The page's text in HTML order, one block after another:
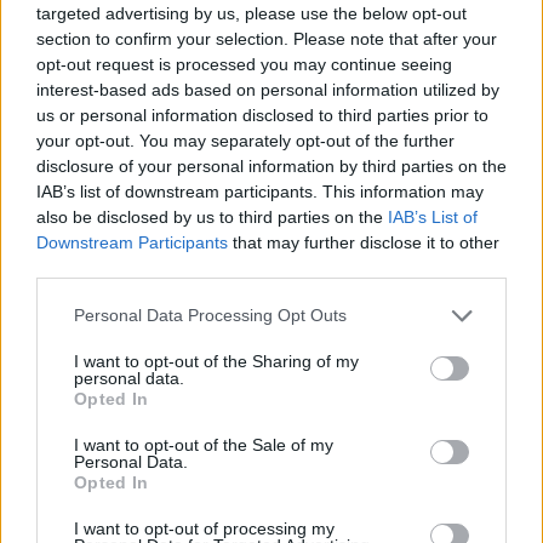
targeted advertising by us, please use the below opt-out
section to confirm your selection. Please note that after your
opt-out request is processed you may continue seeing
interest-based ads based on personal information utilized by
us or personal information disclosed to third parties prior to
your opt-out. You may separately opt-out of the further
disclosure of your personal information by third parties on the
IAB’s list of downstream participants. This information may
also be disclosed by us to third parties on the IAB’s List of
Downstream Participants that may further disclose it to other
Personal Data Processing Opt Outs
I want to opt-out of the Sharing of my
personal data.
Opted In
I want to opt-out of the Sale of my
Personal Data.
Opted In
I want to opt-out of processing my
Συνάλλαγμα: Το ευρώ υποχωρεί κατά 0,11%, στα
1,1541 δολάρια
06/08/2026 - 14:59 ΟΙΚΟΝΟΜΙΑ
ΟΛΕΣ ΟΙ ΕΙΔΗΣΕΙΣ
ΔΗΜΟΦΙΛΗ
18η συνεχόμενη χρονιά για τον ΟΤΕ στη διεθνή
σειρά δεικτών FTSE4Good